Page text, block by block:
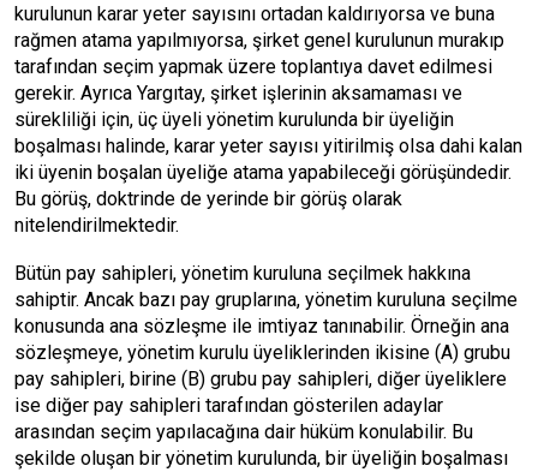
kurulunun karar yeter sayısını ortadan kaldırıyorsa ve buna
rağmen atama yapılmıyorsa, şirket genel kurulunun murakıp
tarafından seçim yapmak üzere toplantıya davet edilmesi
gerekir. Ayrıca Yargıtay, şirket işlerinin aksamaması ve
sürekliliği için, üç üyeli yönetim kurulunda bir üyeliğin
boşalması halinde, karar yeter sayısı yitirilmiş olsa dahi kalan
iki üyenin boşalan üyeliğe atama yapabileceği görüşündedir.
Bu görüş, doktrinde de yerinde bir görüş olarak
nitelendirilmektedir.
Bütün pay sahipleri, yönetim kuruluna seçilmek hakkına
sahiptir. Ancak bazı pay gruplarına, yönetim kuruluna seçilme
konusunda ana sözleşme ile imtiyaz tanınabilir. Örneğin ana
sözleşmeye, yönetim kurulu üyeliklerinden ikisine (A) grubu
pay sahipleri, birine (B) grubu pay sahipleri, diğer üyeliklere
ise diğer pay sahipleri tarafından gösterilen adaylar
arasından seçim yapılacağına dair hüküm konulabilir. Bu
şekilde oluşan bir yönetim kurulunda, bir üyeliğin boşalması